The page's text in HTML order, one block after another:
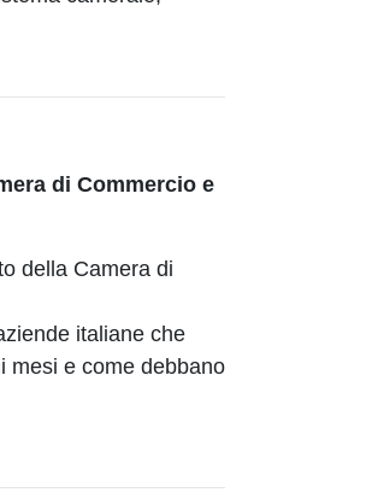
di Commercio e
della Camera di
italiane che
mesi e come debbano